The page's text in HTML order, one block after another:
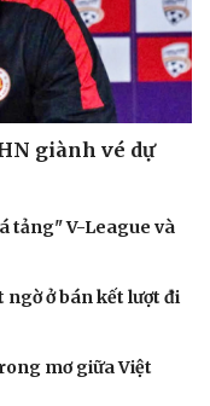
giành vé dự
tảng" V-League và
ở bán kết lượt đi
mơ giữa Việt